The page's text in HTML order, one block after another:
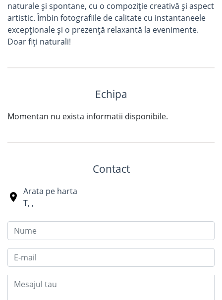
naturale și spontane, cu o compoziție creativă și aspect
artistic. Îmbin fotografiile de calitate cu instantaneele
excepționale și o prezență relaxantă la evenimente.
Doar fiți naturali!
Echipa
Momentan nu exista informatii disponibile.
Contact
Arata pe harta
T, ,